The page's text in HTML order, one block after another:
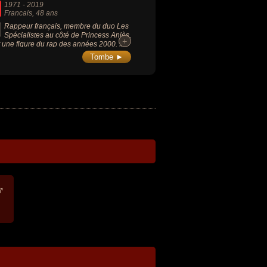
1971 -2019
Francais, 48 ans
Rappeur français, membre du duo Les
Spécialistes au côté de Princess Aniès,
une figure du rap des années 2000. Il
engagé en politique et avait créé une
+
+
Tombe ►